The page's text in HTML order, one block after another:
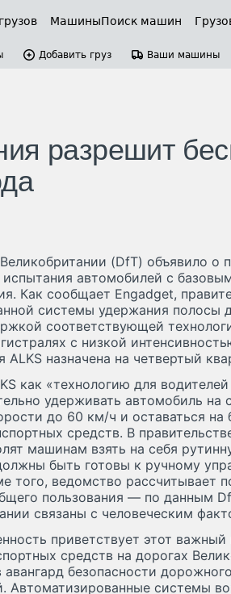
МашиныПоиск машин
Добавить груз Ваши машины
разрешит
(DfT) объявило о
автомобилей с
Как сообщает Engadget,
системы удержания полосы
соответствующей
с низкой
назначена на четвертый
как «технологию для
удерживать автомобиль на
до 60 км/ч и оставаться на
средств. В
машинам взять на себя
быть готовы к ручному
того, ведомство рассчитывает
пользования — по данным
связаны с человеческим
приветствует этот
средств на дорогах
безопасности
Автоматизированные системы